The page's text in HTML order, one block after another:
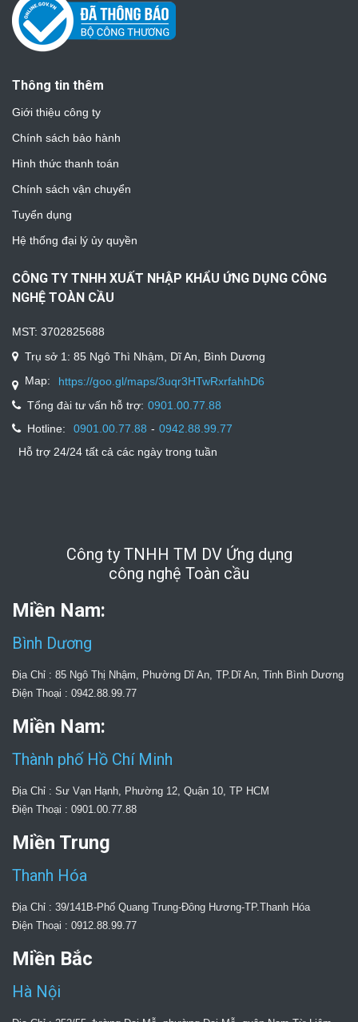
Thông tin thêm
Giới thiệu công ty
Chính sách bảo hành
Hình thức thanh toán
Chính sách vận chuyển
Tuyển dụng
Hệ thống đại lý ủy quyền
CÔNG TY TNHH XUẤT NHẬP KHẨU ỨNG DỤNG CÔNG
NGHỆ TOÀN CẦU
MST: 3702825688
Trụ sở 1: 85 Ngô Thì Nhậm, Dĩ An, Bình Dương
Map:
https://goo.gl/maps/3uqr3HTwRxrfahhD6
Tổng đài tư vấn hỗ trợ: 0901.00.77.88
Hotline:
0901.00.77.88 - 0942.88.99.77
Hỗ trợ 24/24 tất cả các ngày trong tuần
Công ty TNHH TM DV Ứng dụng
công nghệ Toàn cầu
Miền Nam:
Bình Dương
Địa Chỉ : 85 Ngô Thị Nhậm, Phường Dĩ An, TP.Dĩ An, Tỉnh Bình Dương
Điện Thoại : 0942.88.99.77
Miền Nam:
Thành phố Hồ Chí Minh
Địa Chỉ : Sư Vạn Hạnh, Phường 12, Quận 10, TP HCM
Điện Thoại : 0901.00.77.88
Miền Trung
Thanh Hóa
Địa Chỉ : 39/141B-Phố Quang Trung-Đông Hương-TP.Thanh Hóa
Điện Thoại : 0912.88.99.77
Miền Bắc
Hà Nội